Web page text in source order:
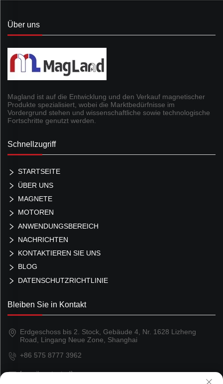
Über uns
Magland ist auf die Entwicklung und den Verkauf magnetischer
Produkte spezialisiert, wobei die Marktbedürfnisse im
Vordergrund stehen und wissenschaftliche sowie technologische
Fortschritte genutzt werden.
Schnellzugriff
STARTSEITE
ÜBER UNS
MAGNETE
MOTOREN
ANWENDUNGSBEREICH
NACHRICHTEN
KONTAKTIEREN SIE UNS
BLOG
DATENSCHUTZRICHTLINIE
Bleiben Sie in Kontakt
Erdgeschoss bis 2. Stock, Gebäude 4, Nr. 1628 Lizheng
Road, Lingang Neue Zone, Shanghai
+86 575 8777 3962
[email protected]